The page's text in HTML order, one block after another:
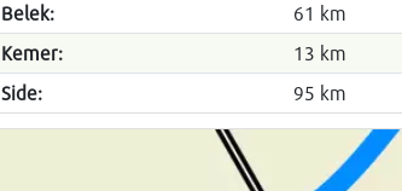
Belek:
61 km
Kemer:
13 km
Side:
95 km